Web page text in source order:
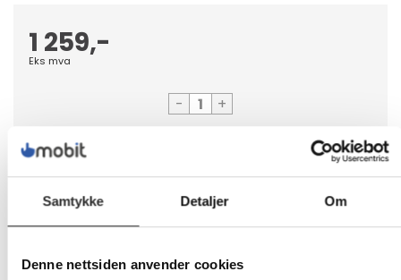
Samtykke Detaljer Om
Denne nettsiden anvender cookies
1 259,-
Eks mva
- +